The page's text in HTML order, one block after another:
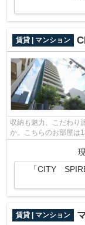
賃貸 | マンション
収納も魅力、こだわり
か。こちらのお部屋は
システムキッチンは、
「CITY
賃貸 | マンション